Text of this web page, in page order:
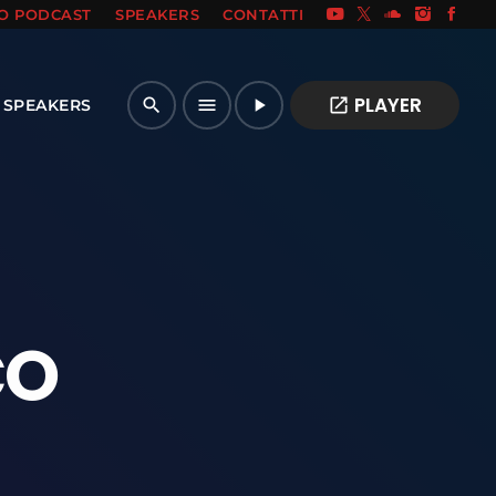
PODCAST SPEAKERS CONTATTI
SPEAKERS search menu play_arrow open_in_new PLAYER